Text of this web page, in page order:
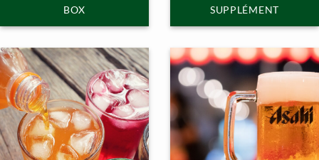
BOX SUPPLÉMENT